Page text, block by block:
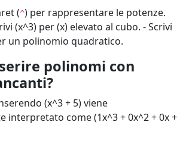
(^) per rappresentare le potenze.
(x^3) per (x) elevato al cubo. - Scrivi
un polinomio quadratico.
polinomi con
(x^3 + 5) viene
interpretato come (1x^3 + 0x^2 + 0x +